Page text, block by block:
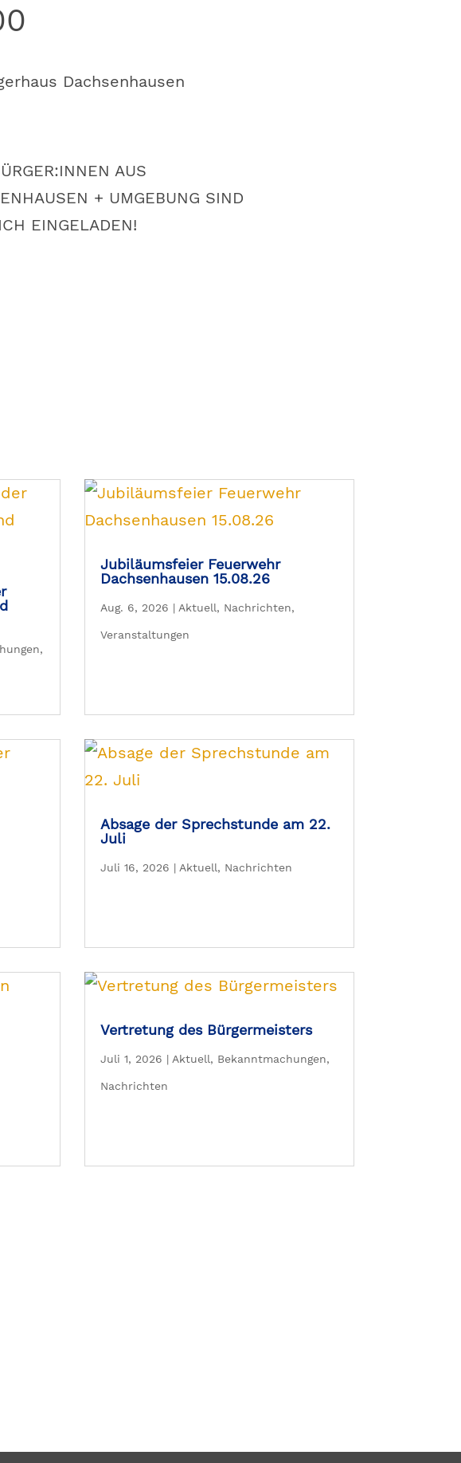
Dachsenhausen
AUS
+ UMGEBUNG SIND
EINGELADEN!
,
Jubiläumsfeier Feuerwehr
Dachsenhausen 15.08.26
Aug. 6, 2026 |Aktuell, Nachrichten,
Veranstaltungen
Absage der Sprechstunde am 22.
Juli
Juli 16, 2026 |Aktuell, Nachrichten
Vertretung des Bürgermeisters
Juli 1, 2026 |Aktuell, Bekanntmachungen,
Nachrichten